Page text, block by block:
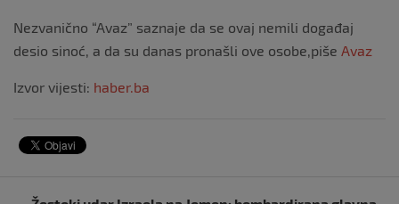
Nezvanično “Avaz” saznaje da se ovaj nemili događaj
desio sinoć, a da su danas pronašli ove osobe,piše Avaz
Izvor vijesti: haber.ba
Navigacija